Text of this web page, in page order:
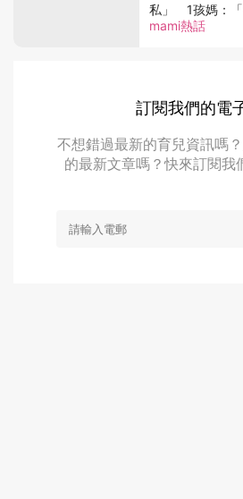
mami熱話
私」 1孩媽：「
訂閱我們的電
不想錯過最新的育兒資訊嗎
的最新文章嗎？快來訂閱我